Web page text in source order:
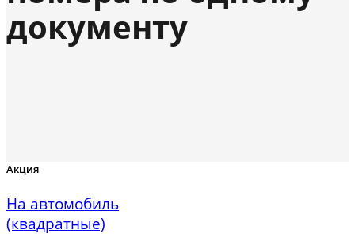
документу
Акция
На автомобиль
(квадратные)